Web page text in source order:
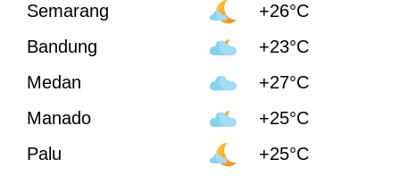
Semarang
+26°C
Bandung
+23°C
Medan
+27°C
Manado
+25°C
Palu
+25°C